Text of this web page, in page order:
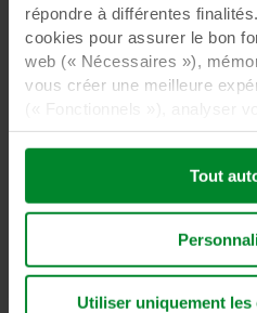
répondre à différentes
cookies pour assurer le bon
web (« Nécessaires »),
vous créer une meilleure
optimiser les sites web («
contenu et nos publicités sur
sites web externes en
sur nos sites web («
à nos partenaires de réseaux
d’analyse. Nos partenaires
combiner ces données avec
Tout
Utiliser uniquement
Apprendre
Nous sommes le
de roche offrant
résilience au feu. Nous
pour les principaux